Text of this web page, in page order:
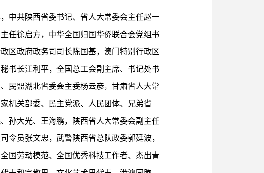
中共陕西省委书记、省人大常委会主任赵一
任徐启方，中华全国归国华侨联合会党组书
区政府政务司司长陈国基，澳门特别行政区
书长江利平，全国总工会副主席、书记处书
民盟湖北省委会主委杨云彦，甘肃省人大常
机关部委、民主党派、人民团体、兄弟省
孙大光、王海鹏，陕西省人大常委会副主任
令员张文忠，武警陕西省总队政委郭廷波，
国劳动模范、全国优秀科技工作者、杰出青